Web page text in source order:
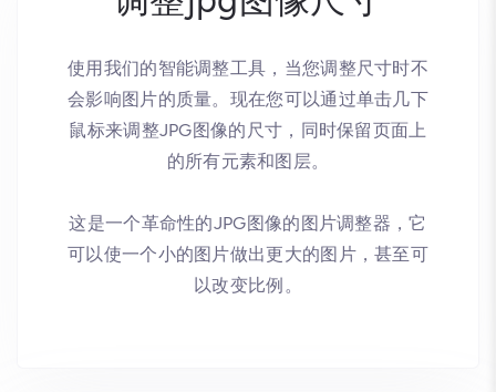
使用我们的智能调整工具，当您调整尺寸时不
会影响图片的质量。现在您可以通过单击几下
鼠标来调整JPG图像的尺寸，同时保留页面上
的所有元素和图层。
这是一个革命性的JPG图像的图片调整器，它
可以使一个小的图片做出更大的图片，甚至可
以改变比例。